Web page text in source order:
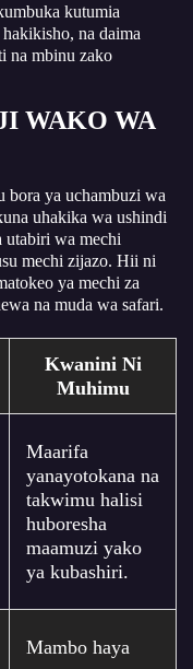
kutumia
na daima
na mbinu zako
WAKO WA
bora ya uchambuzi wa
uhakika wa ushindi
utabiri wa mechi
mechi zijazo. Hii ni
ya mechi za
na muda wa safari.
Kwanini Ni
Muhimu
Maarifa
yanayotokana na
takwimu halisi
huboresha
maamuzi yako
ya kubashiri.
Mambo haya